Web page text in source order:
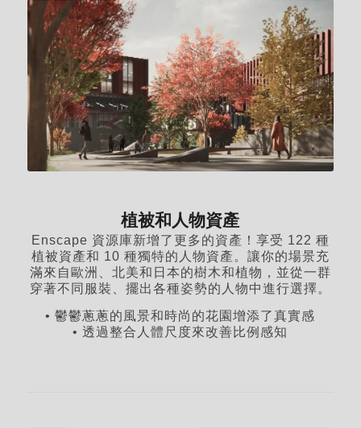
植被和人物資產
Enscape 資源庫新增了更多的資產！享受 122 種
植被資產和 10 種獨特的人物資產。讓你的場景充
滿來自歐洲、北美和日本的樹木和植物，並從一群
穿著不同服裝、擺出各種姿勢的人物中進行選擇。
• 鬱鬱蔥蔥的風景和時尚的花園增添了真實感
• 透過整合人體尺度來改善比例感知